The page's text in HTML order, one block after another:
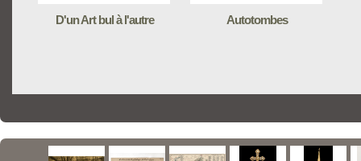
D'un Art bul à l'autre Autotombes